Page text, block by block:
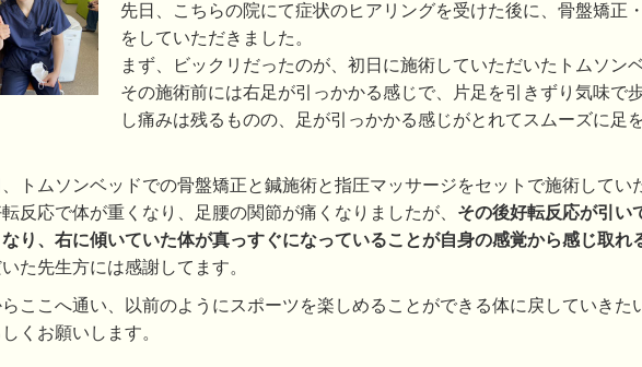
先日、こちらの院にて症状のヒアリングを受けた後に、骨盤矯正
をしていただきました。
まず、ビックリだったのが、初日に施術していただいたトムソン
その施術前には右足が引っかかる感じで、片足を引きずり気味で
し痛みは残るものの、足が引っかかる感じがとれてスムーズに足
トムソンベッドでの骨盤矯正と鍼施術と指圧マッサージをセットで施術してい
反応で体が重くなり、足腰の関節が痛くなりましたが、 その後好転反応が引い
り、右に傾いていた体が真っすぐになっていることが自身の感覚から感じ取れ
た先生方には感謝してます。
ここへ通い、以前のようにスポーツを楽しめることができる体に戻していきた
くお願いします。